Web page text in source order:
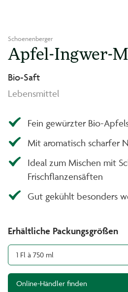
Schoenenberger
Apfel-Ingwer-
Bio-Saft
Lebensmittel
Fein gewürzter Bio-
Mit aromatisch scharfer
Ideal zum Mischen mit
Frischflanzensäften
Gut gekühlt besonders
Erhältliche Packungsgrößen
1 Fl à 750 ml
Online-Händler finden